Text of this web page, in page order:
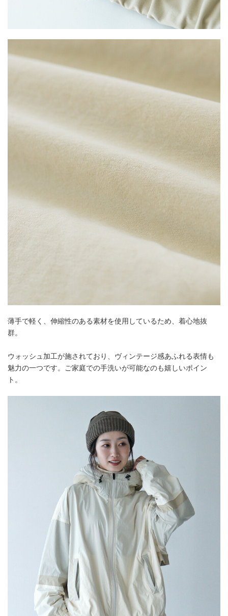
薄手で軽く、伸縮性のある素材を使用しているため、着心地抜
群。
ウォッシュ加工が施されており、ヴィンテージ感あふれる表情も
魅力の一つです。ご家庭での手洗いが可能なのも嬉しいポイン
ト。